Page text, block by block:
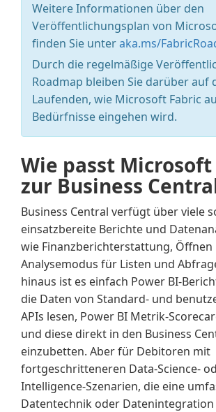
Weitere Informationen über den
Veröffentlichungsplan von
finden Sie unteraka.ms/
Durch die regelmäßige
Roadmap bleiben Sie darüber auf
Laufenden, wie Microsoft Fabric
Bedürfnisse eingehen wird.
Wie passt
zur Business
Business Central verfügt über viele
einsatzbereite Berichte und
wie Finanzberichterstattung, Öffnen
Analysemodus für Listen und
hinaus ist es einfach Power BI-
die Daten von Standard- und
APIs lesen, Power BI Metrik-
und diese direkt in den Business
einzubetten. Aber für Debitoren mit
fortgeschritteneren Data-Science-
Intelligence-Szenarien, die eine
Datentechnik oder